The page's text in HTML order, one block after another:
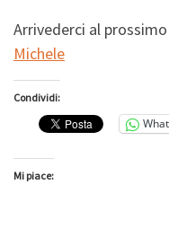
Arrivederci al
Michele
Condividi:
Mi piace: